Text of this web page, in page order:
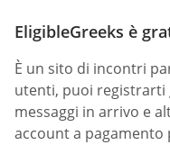
EligibleGreeks è
È un sito di incontri
utenti, puoi registrarti
messaggi in arrivo e
account a pagamento